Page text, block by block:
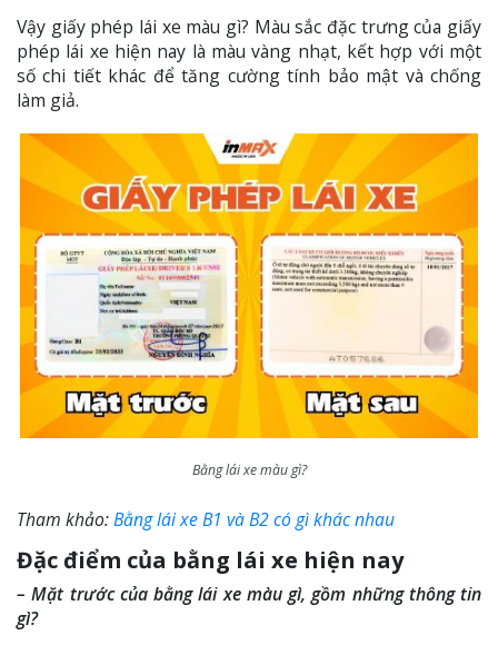
Vậy giấy phép lái xe màu gì? Màu sắc đặc trưng của giấy
phép lái xe hiện nay là màu vàng nhạt, kết hợp với một
số chi tiết khác để tăng cường tính bảo mật và chống
làm giả.
Bằng lái xe màu gì?
Tham khảo:Bằng lái xe B1 và B2 có gì khác nhau
Đặc điểm của bằng lái xe hiện nay
– Mặt trước của bằng lái xe màu gì, gồm những thông tin
gì?